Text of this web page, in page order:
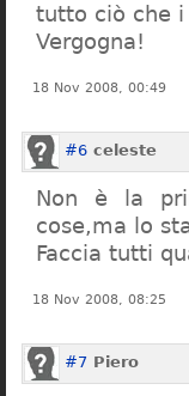
tutto ciò che i
Vergogna!
18 Nov 2008, 00:49
#6 celeste
Non è la
cose,ma lo
Faccia tutti
18 Nov 2008, 08:25
#7 Piero